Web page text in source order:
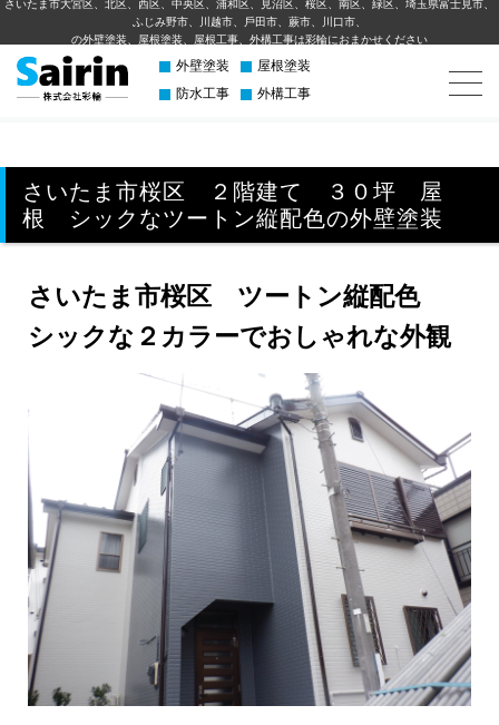
さいたま市大宮区、北区、西区、中央区、浦和区、見沼区、桜区、南区、緑区、埼玉県富士見市、
ふじみ野市、川越市、⼾⽥市、蕨市、川⼝市、
の外壁塗装、屋根塗装、屋根工事、外構⼯事は彩輪におまかせください
外壁塗装
屋根塗装
防水工事
外構工事
さいたま市桜区 ２階建て ３０坪 屋
根 シックなツートン縦配色の外壁塗装
さいたま市桜区 ツートン縦配色
シックな２カラーでおしゃれな外観